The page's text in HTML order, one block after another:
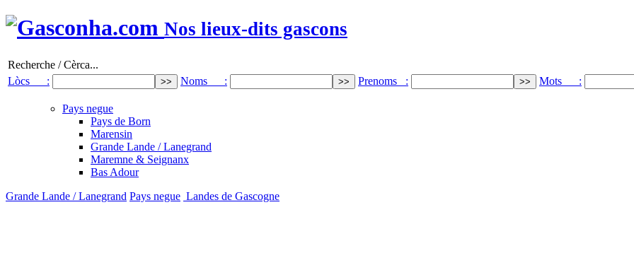
Nos lieux-dits gascons
Recherche / Cèrca...
Lòcs :
Noms : Prenoms : Mots :
Pays negue
Pays de Born
Marensin
Grande Lande / Lanegrand
Maremne & Seignanx
Bas Adour
Grande Lande / Lanegrand Pays negue Landes de Gascogne